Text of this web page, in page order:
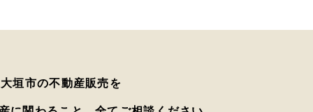
垣市の不動産販売を